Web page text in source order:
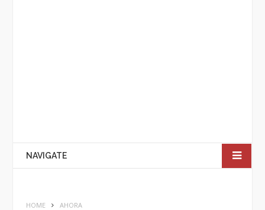
NAVIGATE
HOME AHORA